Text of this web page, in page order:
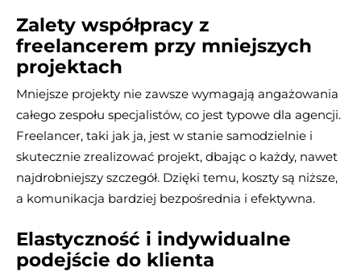
Zalety współpracy z
freelancerem przy mniejszych
projektach
Mniejsze projekty nie zawsze wymagają angażowania
całego zespołu specjalistów, co jest typowe dla agencji.
Freelancer, taki jak ja, jest w stanie samodzielnie i
skutecznie zrealizować projekt, dbając o każdy, nawet
najdrobniejszy szczegół. Dzięki temu, koszty są niższe,
a komunikacja bardziej bezpośrednia i efektywna.
Elastyczność i indywidualne
podejście do klienta